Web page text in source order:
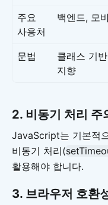
주요
사용처
백엔드, 모
문법
클래스 기
지향
2. 비동기 처리 주
JavaScript는 기본적
비동기 처리(
활용해야 합니다.
3. 브라우저 호환